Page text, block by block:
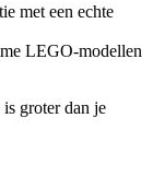
met een echte
LEGO-modellen
groter dan je